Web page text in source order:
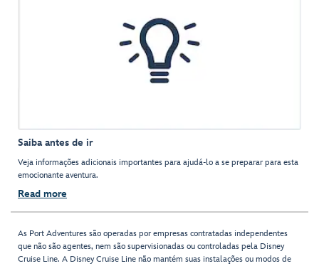
Saiba antes de ir
Veja informações adicionais importantes para ajudá-lo a se preparar para esta
emocionante aventura.
Read more
As Port Adventures são operadas por empresas contratadas independentes
que não são agentes, nem são supervisionadas ou controladas pela Disney
Cruise Line. A Disney Cruise Line não mantém suas instalações ou modos de